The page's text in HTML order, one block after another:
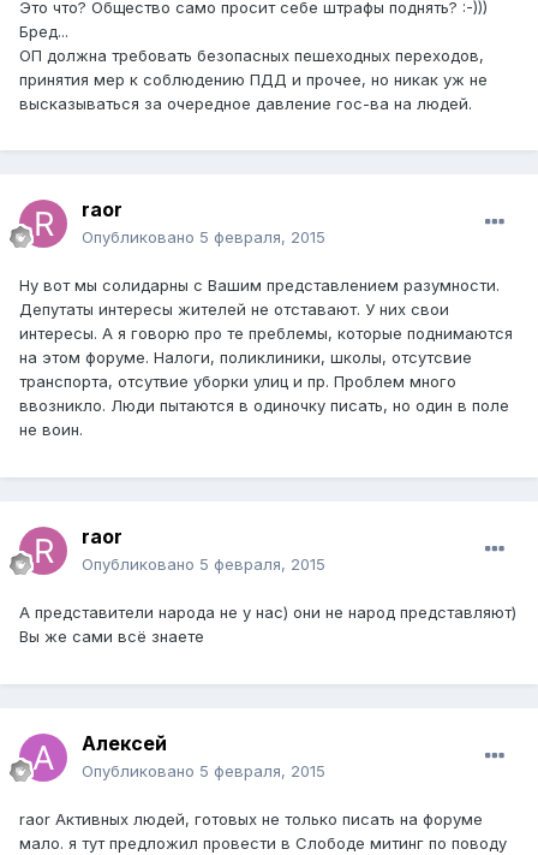
Это что? Общество само просит себе штрафы поднять? :-)))
Бред...
ОП должна требовать безопасных пешеходных переходов,
принятия мер к соблюдению ПДД и прочее, но никак уж не
высказываться за очередное давление гос-ва на людей.
raor
Опубликовано 5 февраля, 2015
Ну вот мы солидарны с Вашим представлением разумности.
Депутаты интересы жителей не отставают. У них свои
интересы. А я говорю про те преблемы, которые поднимаются
на этом форуме. Налоги, поликлиники, школы, отсутсвие
транспорта, отсутвие уборки улиц и пр. Проблем много
ввозникло. Люди пытаются в одиночку писать, но один в поле
не воин.
raor
Опубликовано 5 февраля, 2015
А представители народа не у нас) они не народ представляют)
Вы же сами всё знаете
Алексей
Опубликовано 5 февраля, 2015
raor Активных людей, готовых не только писать на форуме
мало. я тут предложил провести в Слободе митинг по поводу